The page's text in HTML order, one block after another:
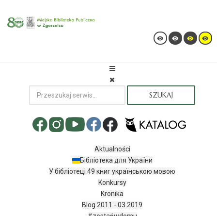
SZUKAJ
Aktualności
Бібліотека для України
У бібліотеці 49 книг українською мовою
Konkursy
Kronika
Blog 2011 - 03.2019